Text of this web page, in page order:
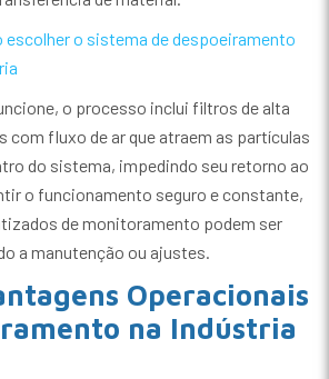
escolher o sistema de despoeiramento
o processo inclui filtros de alta
com fluxo de ar que atraem as partículas
do sistema, impedindo seu retorno ao
o funcionamento seguro e constante,
de monitoramento podem ser
a manutenção ou ajustes.
Operacionais
na Indústria